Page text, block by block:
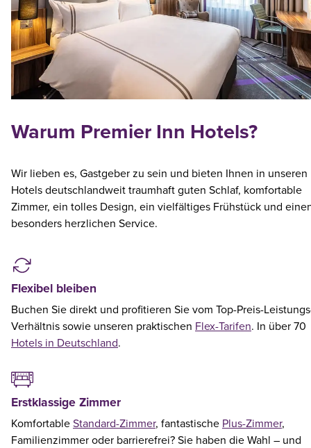
Warum Premier Inn Hotels?
Wir lieben es, Gastgeber zu sein und bieten Ihnen in unseren
Hotels deutschlandweit traumhaft guten Schlaf, komfortable
Zimmer, ein tolles Design, ein vielfältiges Frühstück und
besonders herzlichen Service.
Flexibel bleiben
Buchen Sie direkt und profitieren Sie vom Top-Preis-
Verhältnis sowie unseren praktischen Flex-Tarifen. In über 70
Hotels in Deutschland.
Erstklassige Zimmer
Komfortable Standard-Zimmer, fantastische Plus-Zimmer,
Familienzimmer oder barrierefrei? Sie haben die Wahl – und